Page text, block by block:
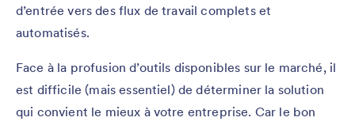
d’entrée vers des flux de travail complets et
automatisés.
Face à la profusion d’outils disponibles sur le marché, il
est difficile (mais essentiel) de déterminer la solution
qui convient le mieux à votre entreprise. Car le bon